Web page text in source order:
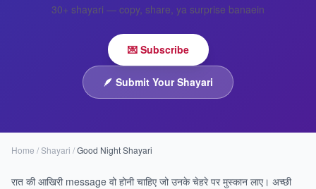
30+ shayari — copy, share, ya surprise banaein
💌 Subscribe
🪶 Submit Your Shayari
Home /Shayari /Good Night Shayari
रात की आखिरी message वो होनी चाहिए जो उनके चेहरे पर मुस्कान लाए। अच्छी